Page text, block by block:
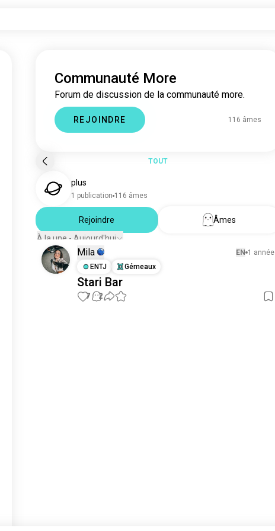
Communauté More
Forum de discussion de la communauté more.
REJOINDRE 116 âmes
TOUT
plus
1 publication 116 âmes
Rejoindre
Âmes
À la une - Aujourd'hui
Mila EN 1 année
ENTJ
Gémeaux
Stari Bar
7 2